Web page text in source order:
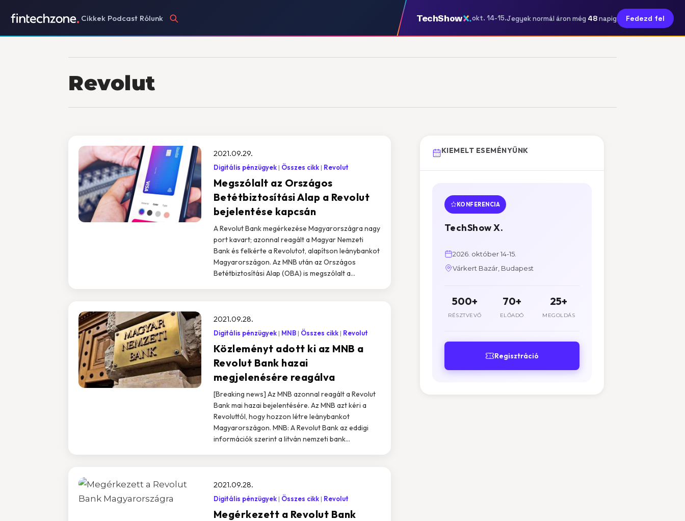
Cikkek Podcast Rólunk TechShow okt. 14-15.Jegyek normál áron még 48napig Fedezd fel
Revolut
Megszólalt az Országos
Betétbiztosítási Alap a Revolut
bejelentése kapcsán
2021.09.29.
Digitális pénzügyek Összes cikk Revolut
A Revolut Bank megérkezése Magyarországra nagy
port kavart; azonnal reagált a Magyar Nemzeti
Bank és felkérte a Revolutot, alapítson leánybankot
Magyarországon. Az MNB után az Országos
Betétbiztosítási Alap (OBA) is megszólalt a...
Közleményt adott ki az MNB a
Revolut Bank hazai
megjelenésére reagálva
2021.09.28.
Digitális pénzügyek MNB Összes cikk Revolut
[Breaking news] Az MNB azonnal reagált a Revolut
Bank mai hazai bejelentésére. Az MNB azt kéri a
Revoluttól, hogy hozzon létre leánybankot
Magyarországon. MNB: A Revolut Bank az eddigi
információk szerint a litván nemzeti bank...
Megérkezett a Revolut Bank
2021.09.28.
Digitális pénzügyek Összes cikk Revolut
KIEMELT ESEMÉNYÜNK
KONFERENCIA
TechShow X.
2026. október 14-15.
Várkert Bazár, Budapest
500+
RÉSZTVEVŐ
70+
ELŐADÓ
25+
MEGOLDÁS
Regisztráció